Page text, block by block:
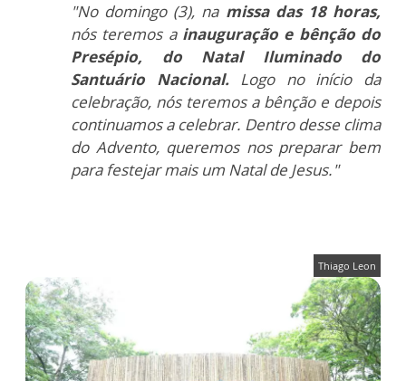
"No domingo (3), na missa das 18 horas,
nós teremos a inauguração e bênção do
Presépio, do Natal Iluminado do
Santuário Nacional. Logo no início da
celebração, nós teremos a bênção e depois
continuamos a celebrar. Dentro desse clima
do Advento, queremos nos preparar bem
para festejar mais um Natal de Jesus."
Thiago Leon